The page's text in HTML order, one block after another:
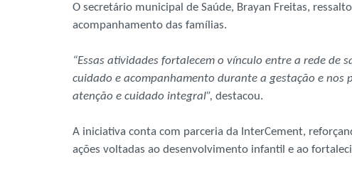
O secretário municipal de Saúde, Brayan Freitas,
acompanhamento das famílias.
“Essas atividades fortalecem o vínculo entre a rede de
cuidado e acompanhamento durante a gestação e
atenção e cuidado integral”, destacou.
A iniciativa conta com parceria da InterCement,
ações voltadas ao desenvolvimento infantil e ao